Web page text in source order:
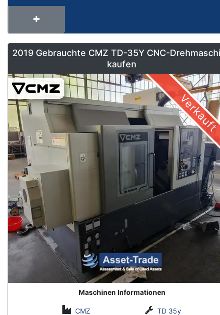
2019 Gebrauchte CMZ TD-35Y CNC-
kaufen
Verkauft
Maschinen Informationen
CMZ TD 35y